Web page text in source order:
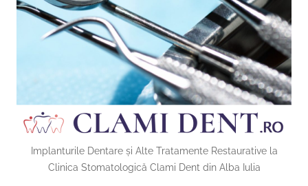
Implanturile Dentare și Alte Tratamente Restaurative la
Clinica Stomatologică Clami Dent din Alba Iulia